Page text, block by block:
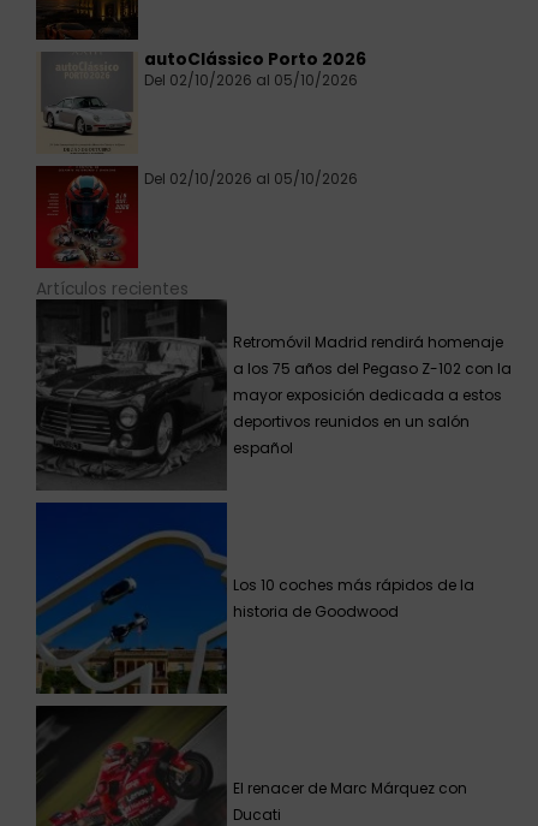
autoClássico Porto 2026
Del 02/10/2026 al 05/10/2026
Del 02/10/2026 al 05/10/2026
Artículos recientes
Retromóvil Madrid rendirá homenaje
a los 75 años del Pegaso Z-102 con la
mayor exposición dedicada a estos
deportivos reunidos en un salón
español
Los 10 coches más rápidos de la
historia de Goodwood
El renacer de Marc Márquez con
Ducati